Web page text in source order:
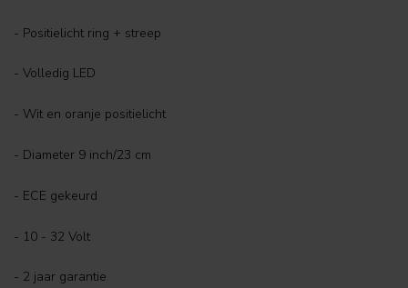
- Positielicht ring + streep
- Volledig LED
- Wit en oranje positielicht
- Diameter 9 inch/23 cm
- ECE gekeurd
- 10 - 32 Volt
- 2 jaar garantie